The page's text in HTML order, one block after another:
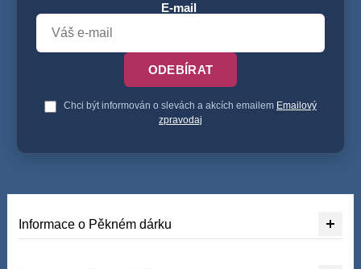
E-mail
ODEBÍRAT
Chci být informován o slevách a akcích emailem Emailový
zpravodaj
Informace o Pěkném dárku